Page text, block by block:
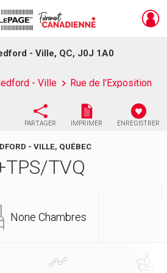
- Ville, QC, J0J 1A0
- Ville Rue de l'Exposition
PARTAGER IMPRIMER ENREGISTRER
- VILLE, QUÉBEC
TVQ
None Chambres